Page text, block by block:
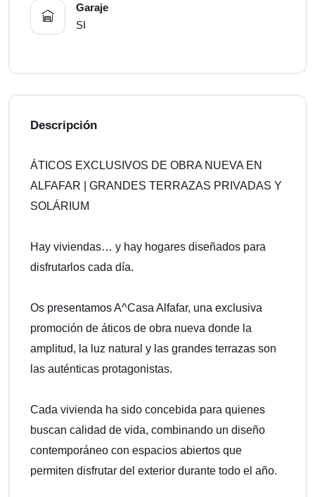
Garaje
SI
Descripción
ÁTICOS EXCLUSIVOS DE OBRA NUEVA EN
ALFAFAR | GRANDES TERRAZAS PRIVADAS Y
SOLÁRIUM
Hay viviendas… y hay hogares diseñados para
disfrutarlos cada día.
Os presentamos A^Casa Alfafar, una exclusiva
promoción de áticos de obra nueva donde la
amplitud, la luz natural y las grandes terrazas son
las auténticas protagonistas.
Cada vivienda ha sido concebida para quienes
buscan calidad de vida, combinando un diseño
contemporáneo con espacios abiertos que
permiten disfrutar del exterior durante todo el año.